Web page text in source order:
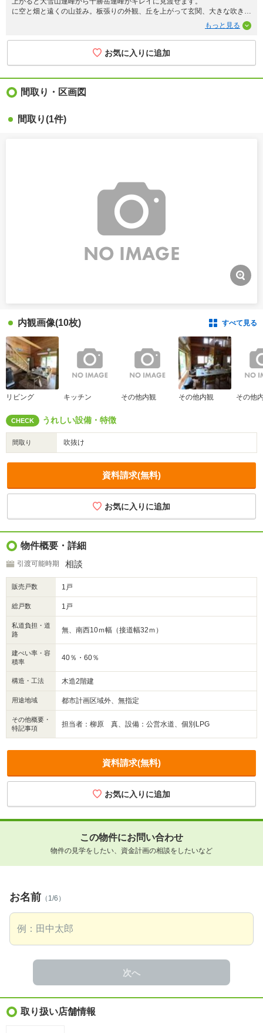
に空と畑と遠くの山並み。板張りの外観、丘を上がって玄関、大きな吹き抜
けのリビング、和室の客間が6帖間 2階は仕切りのないホール寝室+見晴ら
しの良い書斎、書斎の前は前面バルコニー。毎日が森林浴。おトイレは残念
ながら汲取り、お風呂とトイレはリフォームしたら快適に過ごせます。
間取り・区画図
間取り(1件)
内観画像(10枚) すべて見る
リビング キッチン その他内観 その他内観 その他
CHECK うれしい設備・特徴
間取り 吹抜け
資料請求(無料)
物件概要・詳細
引渡可能時期 相談
販売戸数 1戸
総戸数 1戸
私道負担・道
路
無、南西10ｍ幅（接道幅32ｍ）
建ぺい率・容
積率
40％・60％
構造・工法 木造2階建
用途地域 都市計画区域外、無指定
その他概要・
特記事項
担当者：柳原 真、設備：公営水道、個別LPG
資料請求(無料)
この物件にお問い合わせ
物件の見学をしたい、資金計画の相談をしたいなど
お名前 （1/6）
次へ
取り扱い店舗情報